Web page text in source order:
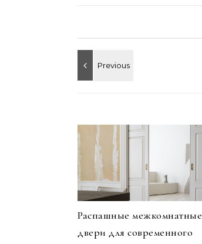
Распашные межкомнатные
двери для современного